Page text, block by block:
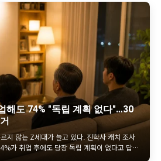
예
·
스
포
츠
·
이
슈
속
보
매
거
진
해도 74% "독립 계획 없다"…30
지 않는 Z세대가 늘고 있다. 진학사 캐치 조사
가 취업 후에도 당장 독립 계획이 없다고 답했